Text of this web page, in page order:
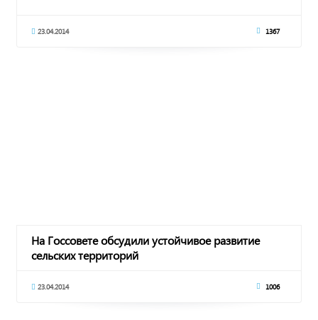
23.04.2014 1367
На Госсовете обсудили устойчивое развитие
сельских территорий
23.04.2014 1006